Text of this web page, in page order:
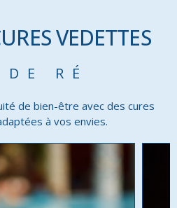
VEDETTES
RÉ
de bien-être avec des cures
à vos envies.